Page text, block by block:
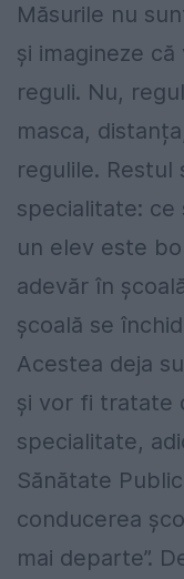
Măsurile nu
și imagineze
reguli. Nu,
masca,
regulile. Restul
specialitate: ce
un elev este
adevăr în
școală se
Acestea deja
și vor fi tratate
specialitate,
Sănătate
conducerea
mai departe”.